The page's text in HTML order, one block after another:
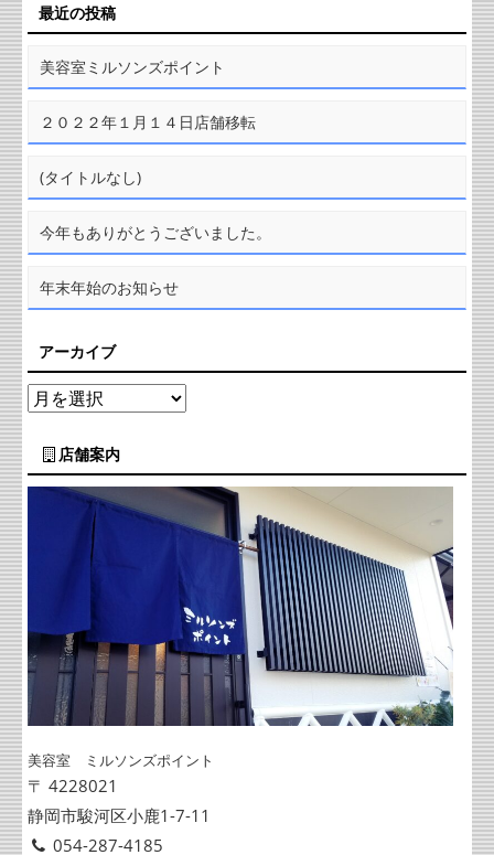
最近の投稿
美容室ミルソンズポイント
２０２２年１月１４日店舗移転
(タイトルなし)
今年もありがとうございました。
年末年始のお知らせ
アーカイブ
店舗案内
美容室 ミルソンズポイント
〒 4228021
静岡市駿河区小鹿1-7-11
054-287-4185